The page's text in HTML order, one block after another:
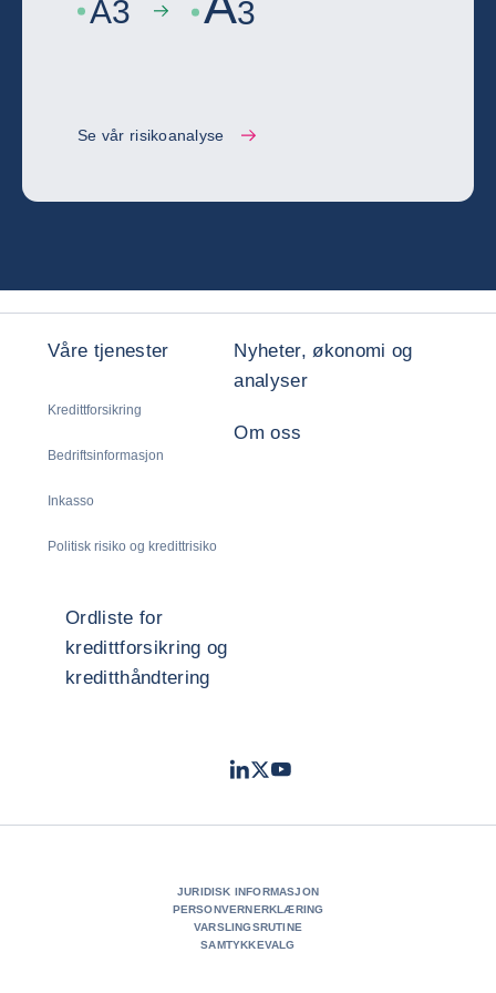
A3 3
Se vår risikoanalyse
Våre tjenester
Kredittforsikring
Bedriftsinformasjon
Inkasso
Politisk risiko og kredittrisiko
Nyheter, økonomi og
analyser
Om oss
Ordliste for
kredittforsikring og
kreditthåndtering
LinkedIn
TwitterYoutube
JURIDISK INFORMASJON
PERSONVERNERKLÆRING
VARSLINGSRUTINE
SAMTYKKEVALG